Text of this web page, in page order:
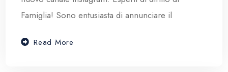
Famiglia! Sono entusiasta di annunciare il
Read More